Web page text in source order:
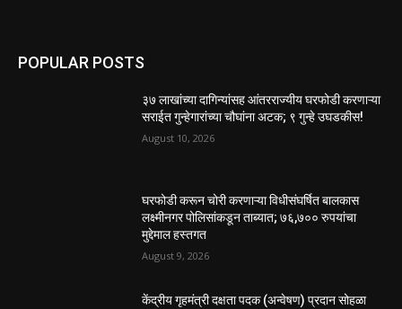
POPULAR POSTS
३७ लाखांच्या दागिन्यांसह आंतरराज्यीय घरफोडी करणाऱ्या
सराईत गुन्हेगारांच्या चौघांना अटक; ९ गुन्हे उघडकीस!
August 10, 2026
घरफोडी करून चोरी करणाऱ्या विधीसंघर्षित बालकास
लक्ष्मीनगर पोलिसांकडून ताब्यात; ७६,७०० रुपयांचा
मुद्देमाल हस्तगत
August 9, 2026
केंद्रीय गृहमंत्री दक्षता पदक (अन्वेषण) प्रदान सोहळा